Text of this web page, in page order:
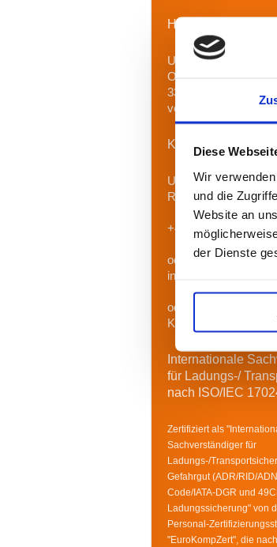
Diese
Wir
und die
Website an
der Dienste
Hier finden Sie
Uta Sabath
Otto-Brenner-Straße
33604 Bielefeld (nur
vorheriger
Kontakt
Uta Sabath
Rufen Sie einfach an
+49 (0) 5206/88 26
oder schreiben Sie
oder nutzen Sie
Kontaktformular.
Internationale
für Ladungs-/
nach ISO/IEC
Zertifiziert als
Sachverständiger für
Ladungs-/
Gefahrgut (ADR/RID/
Code/IATA-DGR und
Ladungssicherung" von
Personal-
"EuroKompZert", die